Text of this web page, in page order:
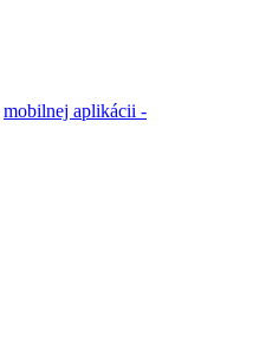
mobilnej aplikácii -